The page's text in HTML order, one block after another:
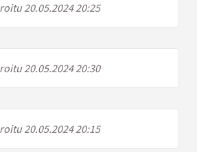
20.05.2024 20:25
20.05.2024 20:30
20.05.2024 20:15